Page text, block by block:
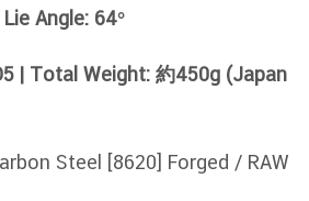
Angle: 64°
| Total Weight: 約450g (Japan
Steel [8620] Forged / RAW